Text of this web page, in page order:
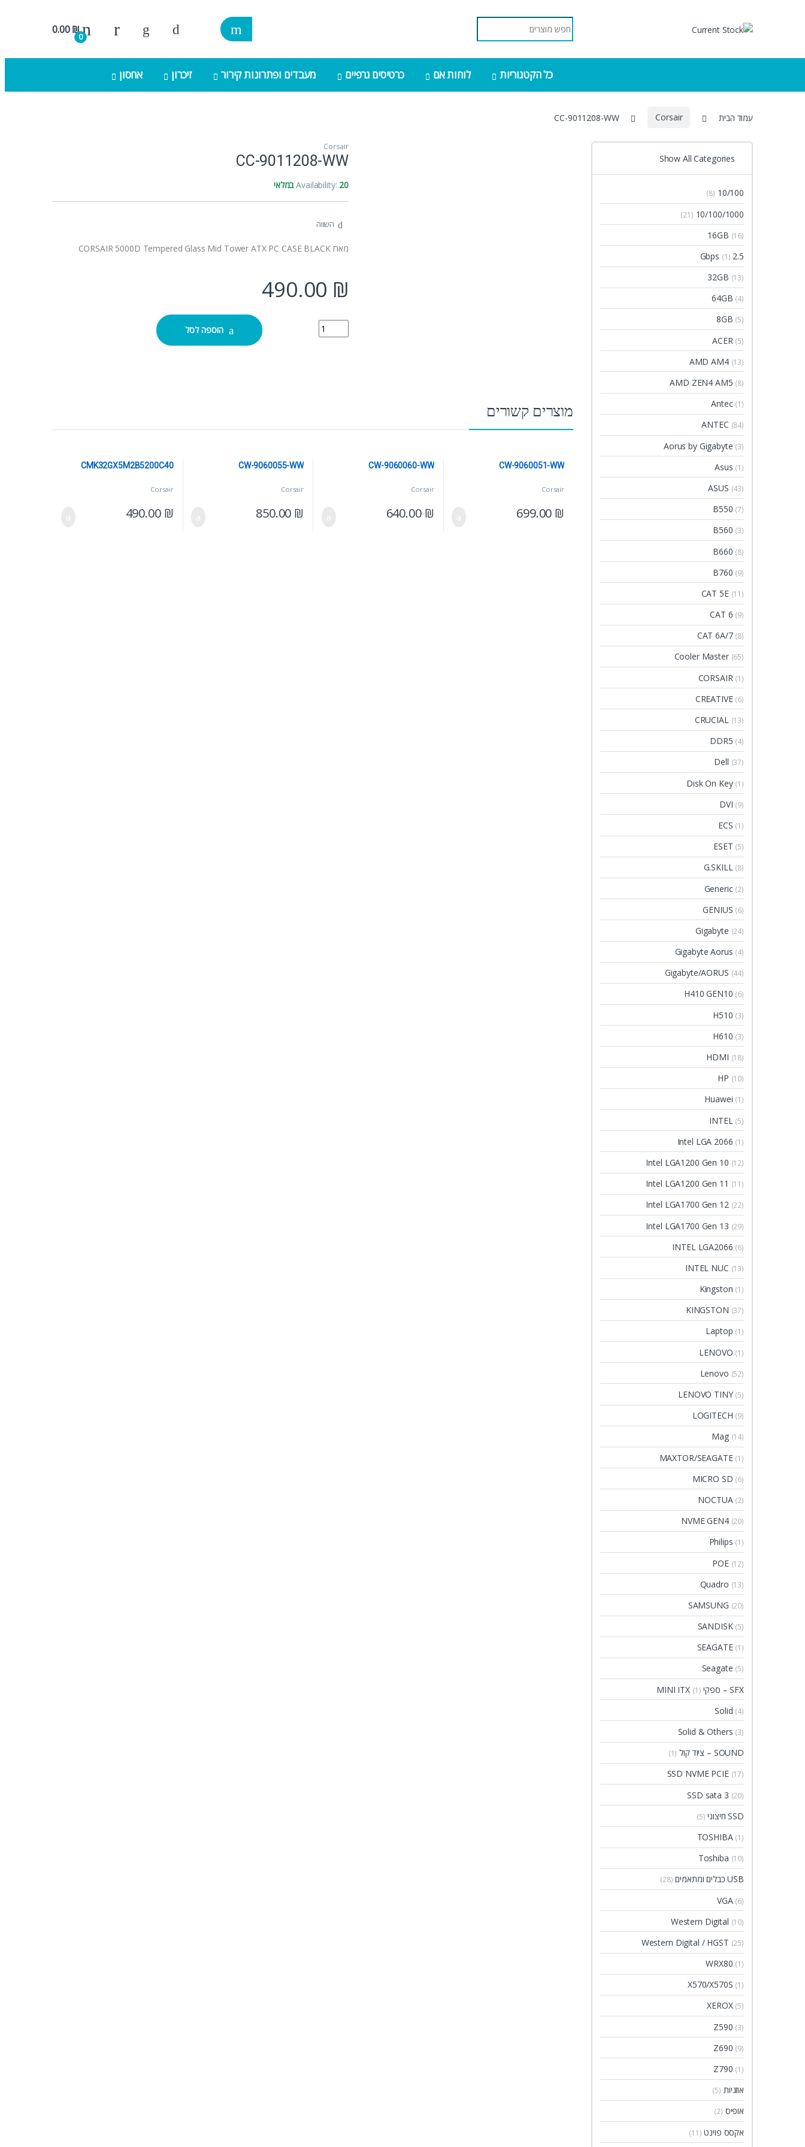
Search for:
0
0.00₪
כל הקטגוריות לוחות אם כרטיסים גרפיים מעבדים ופתרונות קירור זיכרון אחסון
עמוד הבית Corsair
CC-9011208-WW
Corsair
CC-9011208-WW
Availability: 20 במלאי
השווה
מארז CORSAIR 5000D Tempered Glass Mid Tower ATX PC CASE BLACK
490.00 ₪
CC-9011208-WW quantity הוספה לסל
מוצרים קשורים
Corsair
CW-9060051-WW
699.00 ₪
Corsair
CW-9060060-WW
640.00 ₪
Corsair
CW-9060055-WW
850.00 ₪
Corsair
CMK32GX5M2B5200C40
490.00 ₪
Show All Categories
10/100
(8)
10/100/1000
(21)
16GB (16)
2.5 Gbps
(1)
32GB (13)
64GB (4)
8GB (5)
ACER (5)
AMD AM4 (13)
AMD ZEN4 AM5 (8)
Antec (1)
ANTEC (84)
Aorus by Gigabyte (3)
Asus (1)
ASUS (43)
B550 (7)
B560 (3)
B660 (8)
B760 (9)
CAT 5E (11)
CAT 6 (9)
CAT 6A/7 (8)
Cooler Master (65)
CORSAIR (1)
CREATIVE (6)
CRUCIAL (13)
DDR5 (4)
Dell (37)
Disk On Key (1)
DVI (9)
ECS (1)
ESET (5)
G.SKILL (8)
Generic (2)
GENIUS (6)
Gigabyte (24)
Gigabyte Aorus (4)
Gigabyte/AORUS (44)
H410 GEN10 (6)
H510 (3)
H610 (3)
HDMI (18)
HP (10)
Huawei (1)
INTEL (5)
Intel LGA 2066 (1)
Intel LGA1200 Gen 10 (12)
Intel LGA1200 Gen 11 (11)
Intel LGA1700 Gen 12 (22)
Intel LGA1700 Gen 13 (29)
INTEL LGA2066 (6)
INTEL NUC (13)
Kingston (1)
KINGSTON (37)
Laptop (1)
LENOVO (1)
Lenovo (52)
LENOVO TINY (5)
LOGITECH (9)
Mag (14)
MAXTOR/SEAGATE (1)
MICRO SD (6)
NOCTUA (2)
NVME GEN4 (20)
Philips (1)
POE (12)
Quadro (13)
SAMSUNG (20)
SANDISK (5)
SEAGATE (1)
Seagate (5)
SFX – ספקי MINI ITX (1)
Solid (4)
Solid & Others (3)
SOUND – ציוד קול (1)
SSD NVME PCIE (17)
SSD sata 3 (20)
SSD חיצוני (5)
TOSHIBA (1)
Toshiba (10)
USB כבלים ומתאמים (28)
VGA (6)
Western Digital (10)
Western Digital / HGST (25)
WRX80 (1)
X570/X570S (1)
XEROX (5)
Z590 (3)
Z690 (9)
Z790 (1)
אוזניות (5)
אופיס (2)
אקסס פוינט (11)